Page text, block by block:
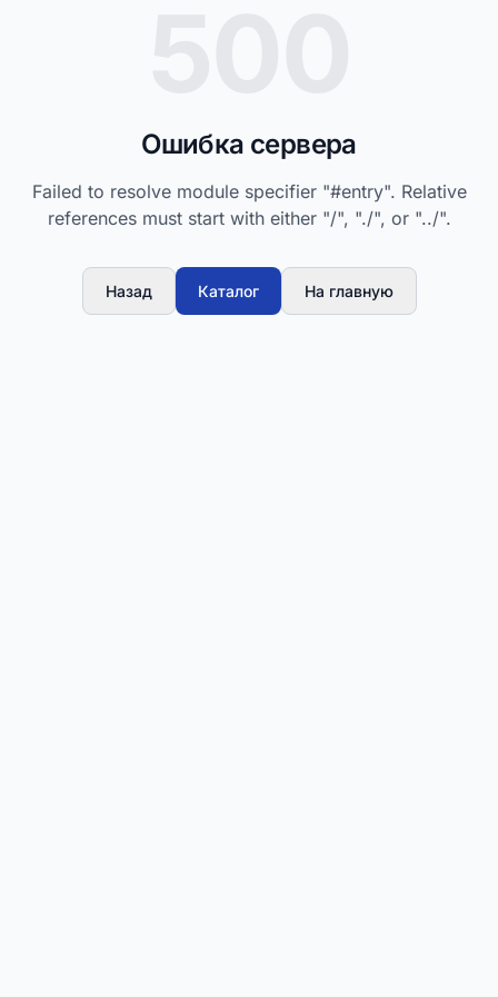
Ошибка сервера
Failed to resolve module specifier "#entry". Relative
references must start with either "/", "./", or "../".
Назад Каталог На главную